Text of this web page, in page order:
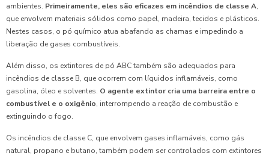
ambientes. Primeiramente, eles são eficazes em incêndios de classe A,
que envolvem materiais sólidos como papel, madeira, tecidos e plásticos.
Nestes casos, o pó químico atua abafando as chamas e impedindo a
liberação de gases combustíveis.
Além disso, os extintores de pó ABC também são adequados para
incêndios de classe B, que ocorrem com líquidos inflamáveis, como
gasolina, óleo e solventes. O agente extintor cria uma barreira entre o
combustível e o oxigênio, interrompendo a reação de combustão e
extinguindo o fogo.
Os incêndios de classe C, que envolvem gases inflamáveis, como gás
natural, propano e butano, também podem ser controlados com extintores